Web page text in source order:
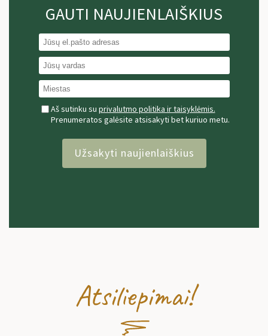
GAUTI NAUJIENLAIŠKIUS
Aš sutinku su privalutmo politika ir taisyklėmis.
Prenumeratos galėsite atsisakyti bet kuriuo metu.
Užsakyti naujienlaiškius
Atsiliepimai!